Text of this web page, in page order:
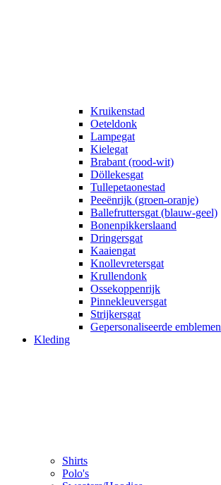
Kruikenstad
Oeteldonk
Lampegat
Kielegat
Brabant (rood-wit)
Döllekesgat
Tullepetaonestad
Peeënrijk (groen-oranje)
Ballefruttersgat (blauw-geel)
Bonenpikkerslaand
Dringersgat
Kaaiengat
Knollevretersgat
Krullendonk
Ossekoppenrijk
Pinnekleuversgat
Strijkersgat
Gepersonaliseerde emblemen
Kleding
Shirts
Polo's